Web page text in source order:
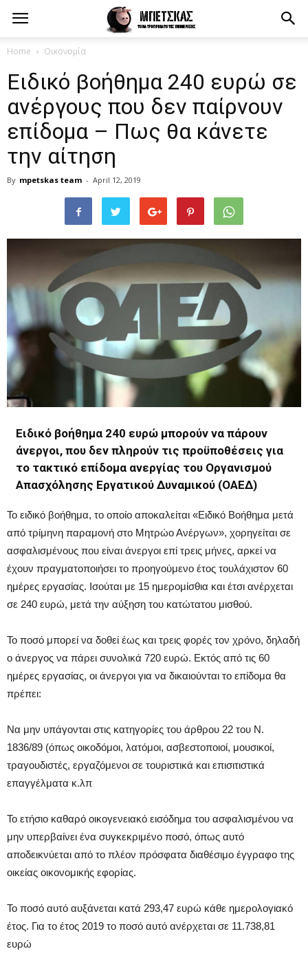
Home Οικονομία
Ειδικό βοήθημα 240 ευρώ σε
ανέργους που δεν παίρνουν
επίδομα – Πως θα κάνετε
την αίτηση
By mpetskas team - April 12, 2019
Ειδικό βοήθημα 240 ευρώ μπορούν να πάρουν
άνεργοι, που δεν πληρούν τις προϋποθέσεις για
το τακτικό επίδομα ανεργίας του Οργανισμού
Απασχόλησης Εργατικού Δυναμικού (ΟΑΕΔ)
Το ειδικό βοήθημα, το οποίο αποκαλείται «Ειδικό Βοήθημα μετά
από τρίμηνη παραμονή στο Μητρώο Ανέργων», χορηγείται σε
ασφαλισμένους που είναι άνεργοι επί τρεις μήνες, αρκεί να
έχουν πραγματοποιήσει το προηγούμενο έτος τουλάχιστον 60
ημέρες εργασίας. Ισούται με 15 ημερομίσθια και έτσι ανέρχεται
σε 240 ευρώ, μετά την αύξηση του κατώτατου μισθού.
Το ποσό μπορεί να δοθεί έως και τρεις φορές τον χρόνο, δηλαδή
ο άνεργος να πάρει συνολικά 720 ευρώ. Εκτός από τις 60
ημέρες εργασίας, οι άνεργοι για να δικαιούνται το επίδομα θα
πρέπει:
Να μην υπάγονται στις κατηγορίες του άρθρου 22 του Ν.
1836/89 (όπως οικοδόμοι, λατόμοι, ασβεστοποιοί, μουσικοί,
τραγουδιστές, εργαζόμενοι σε τουριστικά και επισιτιστικά
επαγγέλματα κ.λπ
Το ετήσιο καθαρό οικογενειακό εισόδημα του ασφαλισμένου να
μην υπερβαίνει ένα συγκεκριμένο ποσό, όπως αυτό
αποδεικνύεται από το πλέον πρόσφατα διαθέσιμο έγγραφο της
οικείας οικονομικής εφορίας.
Το ποσό αυτό αυξάνεται κατά 293,47 ευρώ κάθε ημερολογιακό
έτος. Για το έτος 2019 το ποσό αυτό ανέρχεται σε 11.738,81
ευρώ